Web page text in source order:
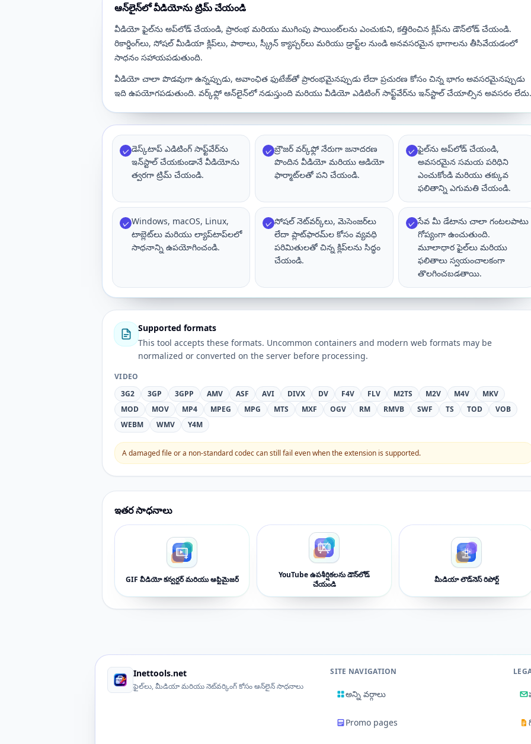
ఆన్‌లైన్‌లో వీడియోను ట్రిమ్ చేయండి
వీడియో ఫైల్‌ను అప్‌లోడ్ చేయండి, ప్రారంభ మరియు ముగింపు పాయింట్‌లను ఎంచుకుని, కత్తిరించిన క్లిప్‌ను డౌన్‌లోడ్ చేయండి.
రికార్డింగ్‌లు, సోషల్ మీడియా క్లిప్‌లు, పాఠాలు, స్క్రీన్ క్యాప్చర్‌లు మరియు డ్రాఫ్ట్‌ల నుండి అనవసరమైన భాగాలను తీసివేయడంలో
సాధనం సహాయపడుతుంది.
వీడియో చాలా పొడవుగా ఉన్నప్పుడు, అవాంఛిత ఫుటేజ్‌తో ప్రారంభమైనప్పుడు లేదా ప్రచురణ కోసం చిన్న భాగం అవసరమైనప్పుడు
ఇది ఉపయోగపడుతుంది. వర్క్‌ఫ్లో ఆన్‌లైన్‌లో నడుస్తుంది మరియు వీడియో ఎడిటింగ్ సాఫ్ట్‌వేర్‌ను ఇన్‌స్టాల్ చేయాల్సిన అవసరం లేదు.
✓ డెస్క్‌టాప్ ఎడిటింగ్ సాఫ్ట్‌వేర్‌ను
ఇన్‌స్టాల్ చేయకుండానే వీడియోను
త్వరగా ట్రిమ్ చేయండి.
✓ బ్రౌజర్ వర్క్‌ఫ్లో నేరుగా జనాదరణ
పొందిన వీడియో మరియు ఆడియో
ఫార్మాట్‌లతో పని చేయండి.
✓ ఫైల్‌ను అప్‌లోడ్ చేయండి,
అవసరమైన సమయ పరిధిని
ఎంచుకోండి మరియు తక్కువ
ఫలితాన్ని ఎగుమతి చేయండి.
✓ Windows, macOS, Linux,
టాబ్లెట్‌లు మరియు ల్యాప్‌టాప్‌లలో
సాధనాన్ని ఉపయోగించండి.
✓ సోషల్ నెట్‌వర్క్‌లు, మెసెంజర్‌లు
లేదా ప్లాట్‌ఫారమ్‌ల కోసం వ్యవధి
పరిమితులతో చిన్న క్లిప్‌లను సిద్ధం
చేయండి.
✓ సేవ మీ డేటాను చాలా గంటలపాటు
గోప్యంగా ఉంచుతుంది.
మూలాధార ఫైల్‌లు మరియు
ఫలితాలు స్వయంచాలకంగా
తొలగించబడతాయి.
Supported formats
This tool accepts these formats. Uncommon containers and modern web formats may be
normalized or converted on the server before processing.
VIDEO
3G2
3GP 3GPP AMV ASF AVI DIVX DV F4V FLV M2TS M2V M4V
MKV
MOD
MOV MP4 MPEG MPG MTS MXF OGV RM RMVB SWF TS TOD
VOB
WEBM
WMV Y4M
A damaged file or a non-standard codec can still fail even when the extension is supported.
ఇతర సాధనాలు
GIF వీడియో కన్వర్టర్ మరియు ఆప్టిమైజర్
YouTube ఉపశీర్షికలను డౌన్‌లోడ్
చేయండి
మీడియా లౌడ్‌నెస్ రిపోర్ట్
Inettools.net
ఫైల్‌లు, మీడియా మరియు నెట్‌వర్కింగ్ కోసం ఆన్‌లైన్ సాధనాలు
SITE NAVIGATION
అన్ని వర్గాలు
Promo pages